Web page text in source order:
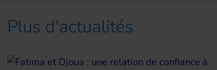
Plus d'actualités